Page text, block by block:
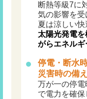
断熱等級7に
気の影響を受
夏は涼しい快
太陽光発電
がらエネルギ
停電・断水
災害時の備
万が一の停
で電力を確